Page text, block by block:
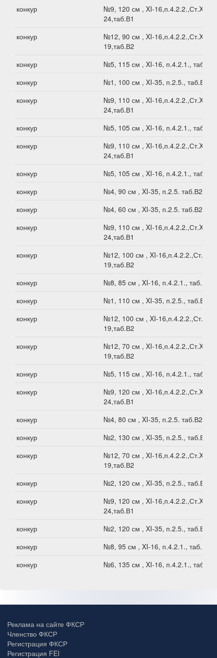
конкур
№9, 120 см , XI-16,п.4.2.2.,Ст.XI-
24,таб.В1
конкур
№12, 90 см , XI-16,п.4.2.2.,Ст.XI-
19,таб.В2
конкур
№5, 115 см , XI-16, п.4.2.1., таб.В1
конкур
№1, 100 см , XI-35, п.2.5., таб.В1
конкур
№9, 110 см , XI-16,п.4.2.2.,Ст.XI-
24,таб.В1
конкур
№5, 105 см , XI-16, п.4.2.1., таб.В1
конкур
№9, 110 см , XI-16,п.4.2.2.,Ст.XI-
24,таб.В1
конкур
№5, 105 см , XI-16, п.4.2.1., таб.В1
конкур
№4, 90 см , XI-35, п.2.5. таб.В2
конкур
№4, 60 см , XI-35, п.2.5. таб.В2
конкур
№9, 110 см , XI-16,п.4.2.2.,Ст.XI-
24,таб.В1
конкур
№12, 100 см , XI-16,п.4.2.2.,Ст.XI-
19,таб.В2
конкур
№8, 85 см , XI-16, п.4.2.1., таб.В2
конкур
№1, 110 см , XI-35, п.2.5., таб.В1
конкур
№12, 100 см , XI-16,п.4.2.2.,Ст.XI-
19,таб.В2
конкур
№12, 70 см , XI-16,п.4.2.2.,Ст.XI-
19,таб.В2
конкур
№5, 115 см , XI-16, п.4.2.1., таб.В1
конкур
№9, 120 см , XI-16,п.4.2.2.,Ст.XI-
24,таб.В1
конкур
№4, 80 см , XI-35, п.2.5. таб.В2
конкур
№2, 130 см , XI-35, п.2.5., таб.В1
конкур
№12, 70 см , XI-16,п.4.2.2.,Ст.XI-
19,таб.В2
конкур
№2, 120 см , XI-35, п.2.5., таб.В1
конкур
№9, 120 см , XI-16,п.4.2.2.,Ст.XI-
24,таб.В1
конкур
№2, 120 см , XI-35, п.2.5., таб.В1
конкур
№8, 95 см , XI-16, п.4.2.1., таб.В2
конкур
№6, 135 см , XI-16, п.4.2.1., таб.В1
Реклама на сайте ФКСР
Членство ФКСР
Регистрация ФКСР
Регистрация FEI